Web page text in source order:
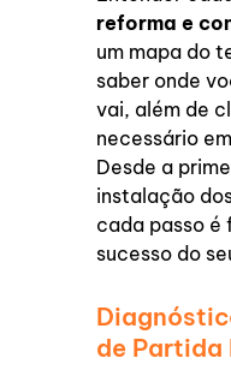
reforma e
um mapa do
saber onde
vai, além de
necessário
Desde a
instalação
cada passo é
sucesso do
de